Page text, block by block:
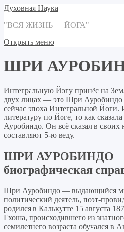
Духовная Наука
"ВСЯ ЖИЗНЬ — ЙОГА"
Открыть меню
ШРИ
Интегральную Йогу принёс на
двух лицах — это Шри
сейчас эпоха Интегральной Йоги.
литературу по Йоге, то как
Ауробиндо. Он всё сказал в своих
составляют 5-ю веду.
ШРИ АУРОБИНДО
биографическая
Шри Ауробиндо — выдающийся
политический деятель, поэт-
родился в Калькутте 15 августа
Гхоша, происходившего из
семилетнего возраста обучался в